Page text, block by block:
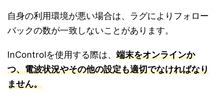
自身の利用環境が悪い場合は、ラグによりフォロー
バックの数が一致しないことがあります。
InControlを使用する際は、 端末をオンラインか
つ、電波状況やその他の設定も適切でなければなり
ません。